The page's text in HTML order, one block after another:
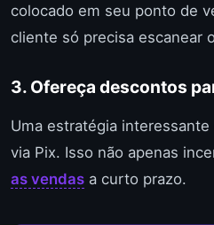
colocado em seu ponto de
cliente só precisa escanear
3. Ofereça descontos
Uma estratégia
via Pix. Isso não apenas
as vendas a curto prazo.